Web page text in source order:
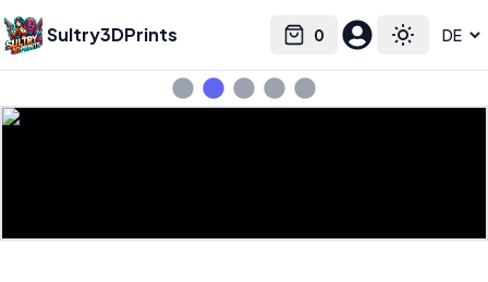
Sultry3DPrints 0
Cart Toggle
Select language